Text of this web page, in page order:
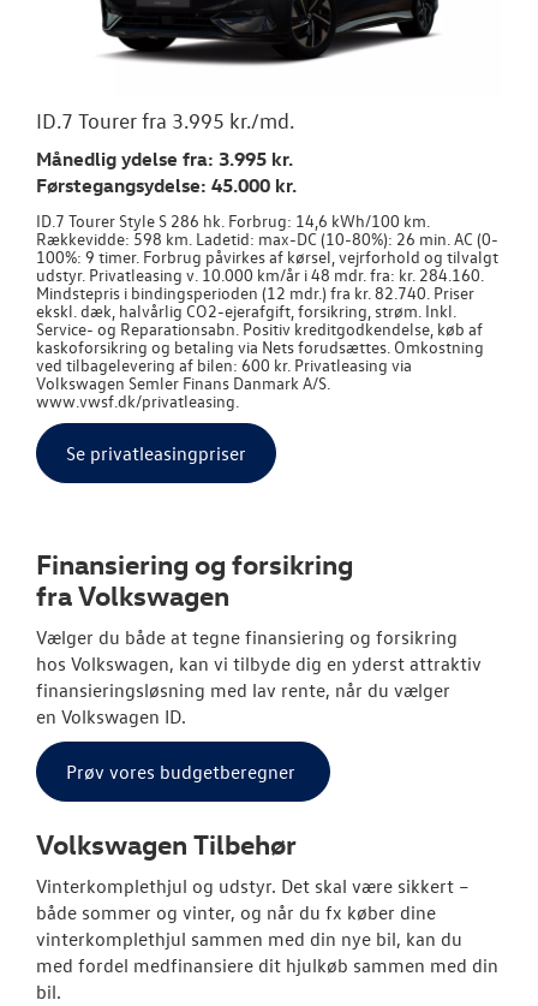
ID.7 Tourer fra 3.995 kr./md.
Månedlig ydelse fra: 3.995 kr.
Førstegangsydelse: 45.000 kr.
ID.7 Tourer Style S 286 hk. Forbrug: 14,6 kWh/100 km.
Rækkevidde: 598 km. Ladetid: max-DC (10-80%): 26 min. AC (0-
100%: 9 timer. Forbrug påvirkes af kørsel, vejrforhold og tilvalgt
udstyr. Privatleasing v. 10.000 km/år i 48 mdr. fra: kr. 284.160.
Mindstepris i bindingsperioden (12 mdr.) fra kr. 82.740. Priser
ekskl. dæk, halvårlig CO2-ejerafgift, forsikring, strøm. Inkl.
Service- og Reparationsabn. Positiv kreditgodkendelse, køb af
kaskoforsikring og betaling via Nets forudsættes. Omkostning
ved tilbagelevering af bilen: 600 kr. Privatleasing via
Volkswagen Semler Finans Danmark A/S.
www.vwsf.dk/privatleasing.
Se privatleasingpriser
Finansiering og forsikring
fraVolkswagen
Vælger du både at tegne finansiering og forsikring
hos Volkswagen, kan vi tilbyde dig en yderst attraktiv
finansieringsløsning med lav rente, når du vælger
en Volkswagen ID.
Prøv vores budgetberegner
Volkswagen Tilbehør
Vinterkomplethjul og udstyr. Det skal være sikkert –
både sommer og vinter, og når du fx køber dine
vinterkomplethjul sammen med din nye bil, kan du
med fordel medfinansiere dit hjulkøb sammen med din
bil.